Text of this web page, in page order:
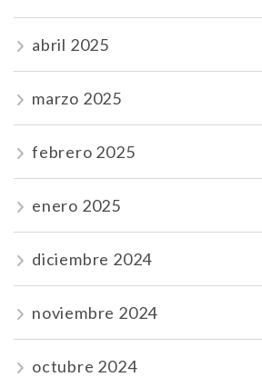
abril 2025
marzo 2025
febrero 2025
enero 2025
diciembre 2024
noviembre 2024
octubre 2024